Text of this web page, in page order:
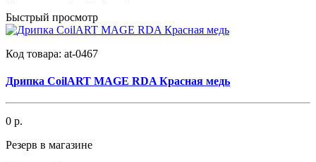
Быстрый просмотр
Код товара: at-0467
Дрипка CoilART MAGE RDA Красная медь
0 р.
Резерв в магазине